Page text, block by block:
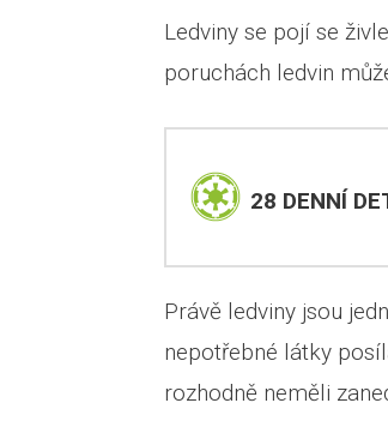
Ledviny se pojí se
poruchách ledvin
28 DENNÍ
Právě ledviny jsou
nepotřebné látky
rozhodně neměli